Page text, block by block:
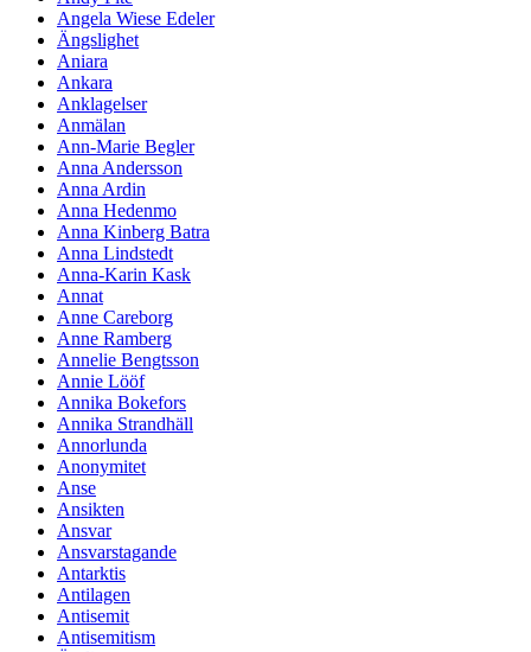
Angela Wiese Edeler
Ängslighet
Aniara
Ankara
Anklagelser
Anmälan
Ann-Marie Begler
Anna Andersson
Anna Ardin
Anna Hedenmo
Anna Kinberg Batra
Anna Lindstedt
Anna-Karin Kask
Annat
Anne Careborg
Anne Ramberg
Annelie Bengtsson
Annie Lööf
Annika Bokefors
Annika Strandhäll
Annorlunda
Anonymitet
Anse
Ansikten
Ansvar
Ansvarstagande
Antarktis
Antilagen
Antisemit
Antisemitism